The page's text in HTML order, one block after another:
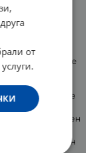
цикория е
това е
на лошия
е една от
налягане
които се
Той често се
и
червата. Освен
и
киселинен
от